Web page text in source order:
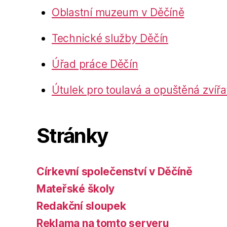
Oblastní muzeum v Děčíně
Technické služby Děčín
Úřad práce Děčín
Útulek pro toulavá a opuštěná
Stránky
Církevní společenství v Děčíně
Mateřské školy
Redakční sloupek
Reklama na tomto serveru